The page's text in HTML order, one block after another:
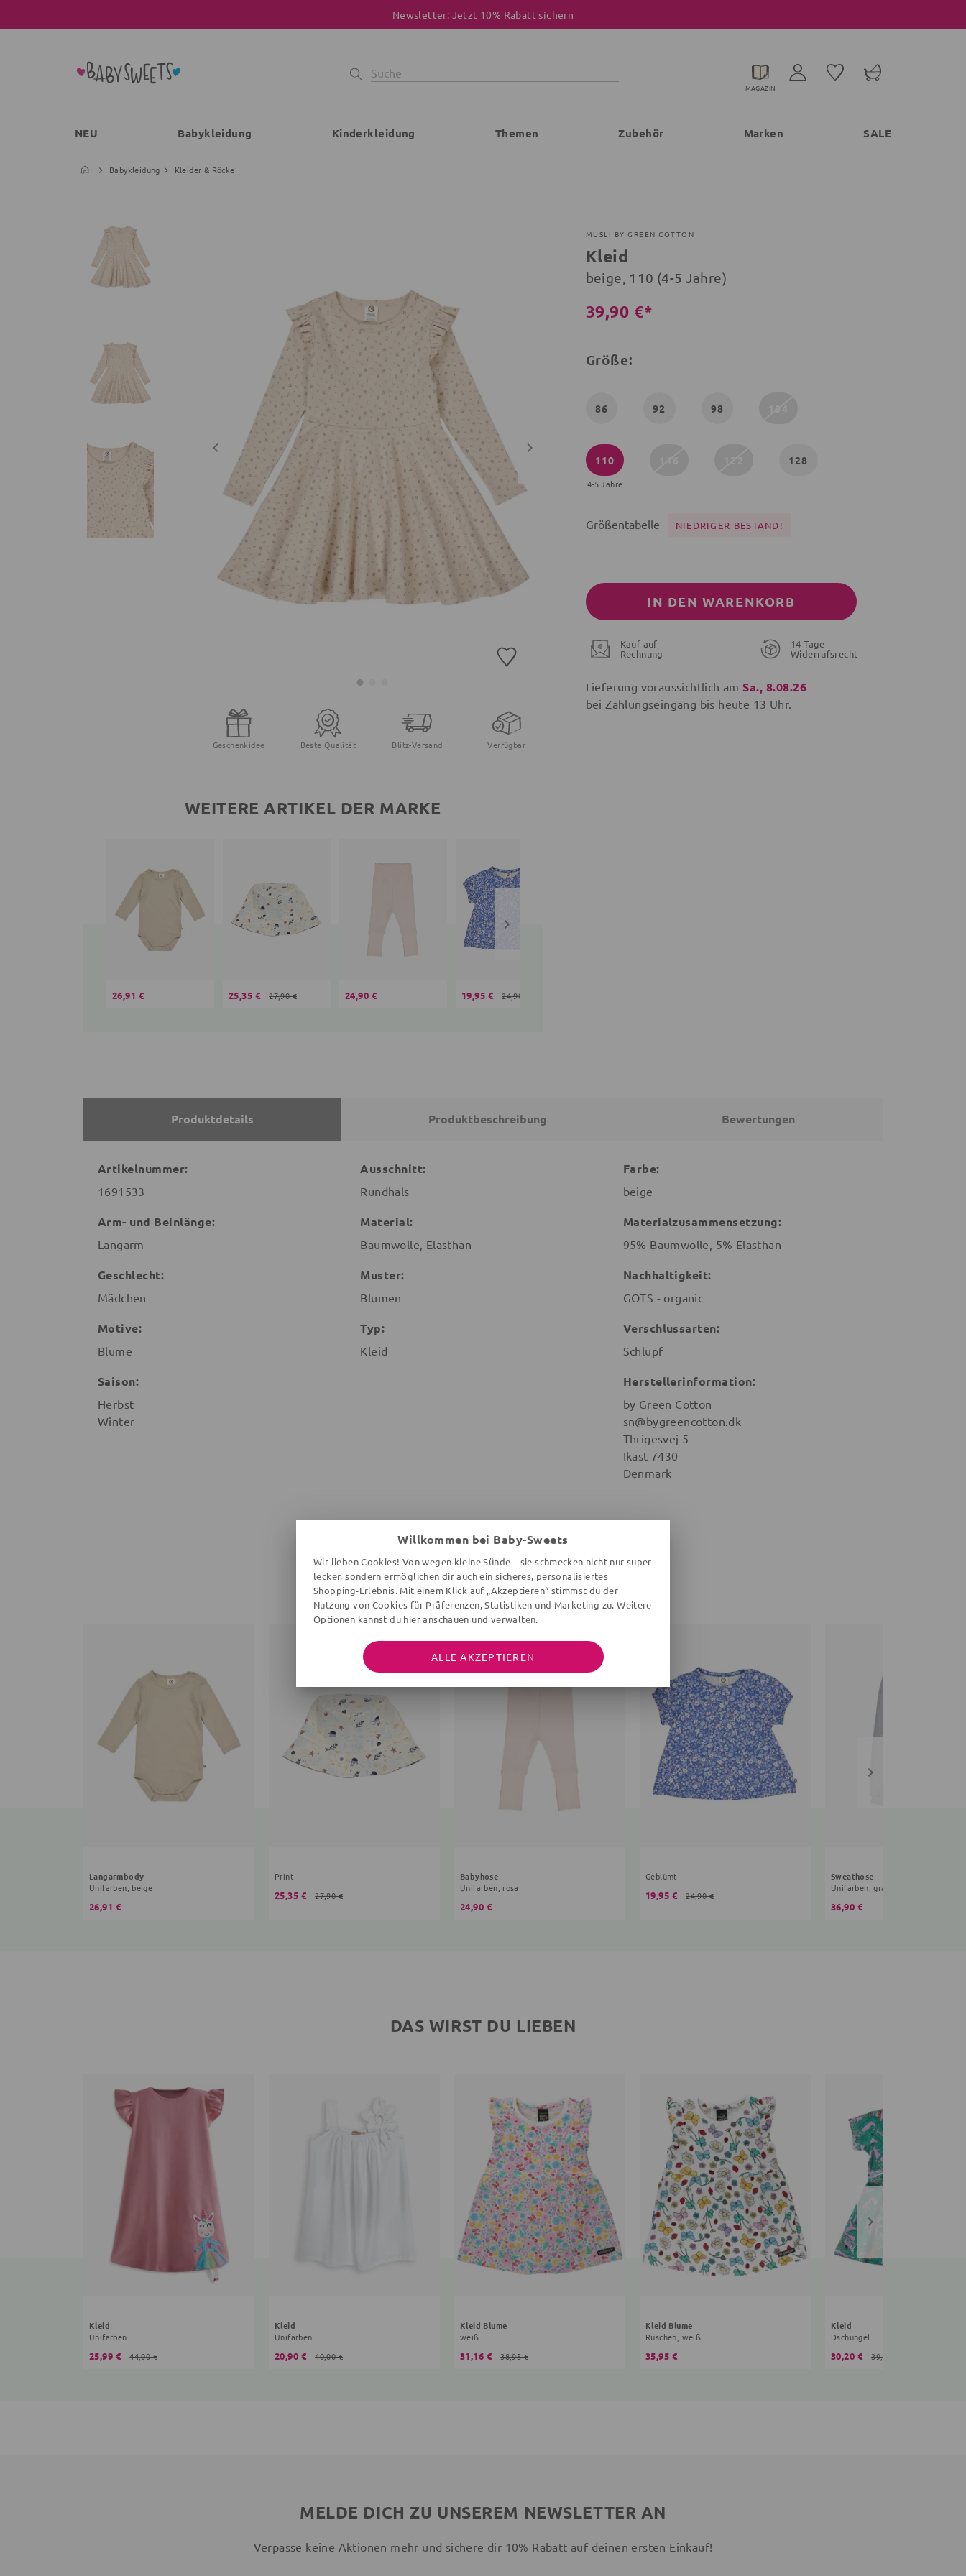
Newsletter: Jetzt 10% Rabatt sichern
MAGAZIN
NEU Babykleidung Kinderkleidung Themen Zubehör Marken SALE
Babykleidung Kleider & Röcke
Geschenkidee Beste Qualität Blitz-Versand Verfügbar
WEITERE ARTIKEL DER MARKE
26,91 € 25,35 € 27,90 € 24,90 € 19,95 € 24,90 €
MÜSLI BY GREEN COTTON
Kleid
beige, 110 (4-5 Jahre)
39,90 €*
Größe:
86 92 98
110
4-5 Jahre
128
Größentabelle NIEDRIGER BESTAND!
IN DEN WARENKORB
Kauf auf
Rechnung
14 Tage
Widerrufsrecht
Lieferung voraussichtlich am Sa., 8.08.26
bei Zahlungseingang bis heute 13 Uhr.
Produktdetails Produktbeschreibung Bewertungen
Artikelnummer:
1691533
Arm- und Beinlänge:
Langarm
Geschlecht:
Mädchen
Motive:
Blume
Saison:
Herbst
Winter
Ausschnitt:
Rundhals
Material:
Baumwolle, Elasthan
Muster:
Blumen
Typ:
Kleid
Farbe:
beige
Materialzusammensetzung:
95% Baumwolle, 5% Elasthan
Nachhaltigkeit:
GOTS - organic
Verschlussarten:
Schlupf
Herstellerinformation:
by Green Cotton
sn@bygreencotton.dk
Thrigesvej 5
Ikast 7430
Denmark
WEITERE ARTIKEL DER MARKE
Langarmbody
Unifarben, beige
26,91 €
Print
25,35 € 27,90 €
Babyhose
Unifarben, rosa
24,90 €
Geblümt
19,95 € 24,90 €
Sweathose
Unifarben, grau
36,90 €
DAS WIRST DU LIEBEN
Kleid
Unifarben
25,99 € 44,00 €
Kleid
Unifarben
20,90 € 40,00 €
Kleid Blume
weiß
31,16 € 38,95 €
Kleid Blume
Rüschen, weiß
35,95 €
Kleid
Dschungel
30,20 € 39,95 €
MELDE DICH ZU UNSEREM NEWSLETTER AN
Verpasse keine Aktionen mehr und sichere dir 10% Rabatt auf deinen ersten Einkauf!
Willkommen bei Baby-Sweets
Wir lieben Cookies! Von wegen kleine Sünde – sie schmecken nicht nur super
lecker, sondern ermöglichen dir auch ein sicheres, personalisiertes
Shopping-Erlebnis. Mit einem Klick auf „Akzeptieren“ stimmst du der
Nutzung von Cookies für Präferenzen, Statistiken und Marketing zu. Weitere
Optionen kannst du hieranschauen und verwalten.
ALLE AKZEPTIEREN